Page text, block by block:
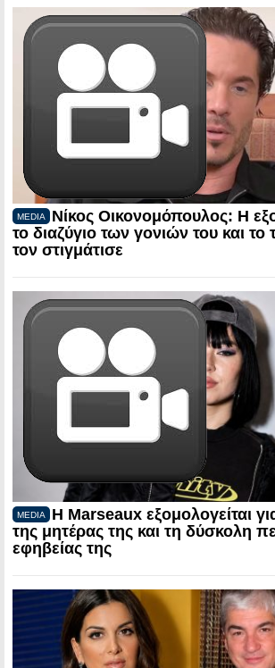
MEDIA
Νίκος Οικονομόπουλος: Η
το διαζύγιο των γονιών του και
τον στιγμάτισε
MEDIA
Η Marseaux εξομολογείται
της μητέρας της και τη δύσκολη
εφηβείας της